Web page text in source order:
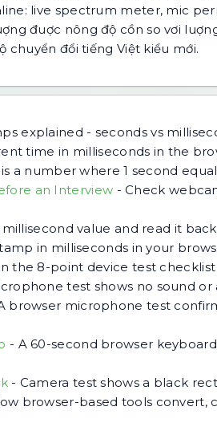
live spectrum meter, mic
đuợc nông độ cồn so vơi
chuyển đổi tiếng Việt kiểu mới.
explained - seconds vs
time in milliseconds in the
a number where 1 second
an Interview -Check
value and read it
in milliseconds in your
the 8-point device test
test shows no sound or
browser microphone test
- A 60-second browser
- Camera test shows a black
browser-based tools convert,